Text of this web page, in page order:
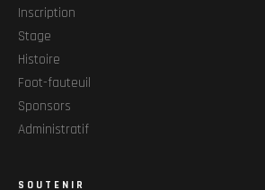
Inscription
Stage
Histoire
Foot-fauteuil
Sponsors
Administratif
SOUTENIR